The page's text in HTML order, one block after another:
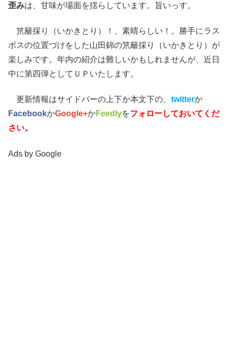
歪みは、甘味が場面を揺らしています。旨いっす。
笊籬採り（いかきとり）！、素晴らしい！。勝手にラス
ボスの位置づけをした山田錦の笊籬採り（いかきとり）が
楽しみです。年内の紹介は難しいかもしれませんが、近日
中に第四弾としてＵＰいたします。
更新情報はサイドバーの上下か本文下の、 twitterか
FacebookかGoogle+かFeedlyをフォローしておいてくだ
さい。
Ads by Google